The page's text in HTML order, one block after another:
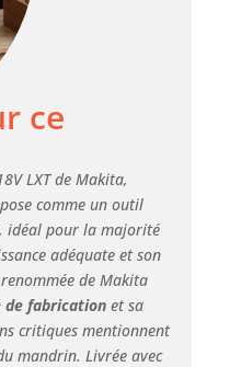
en ce qui concerne
l'ajustement, les
catégories d'âge et
produit,
l'étiquetage ou les
ce
LXT de Makita,
comme un outil
idéal pour la majorité
adéquate et son
de Makita
de fabricationet sa
critiques mentionnent
mandrin. Livrée avec